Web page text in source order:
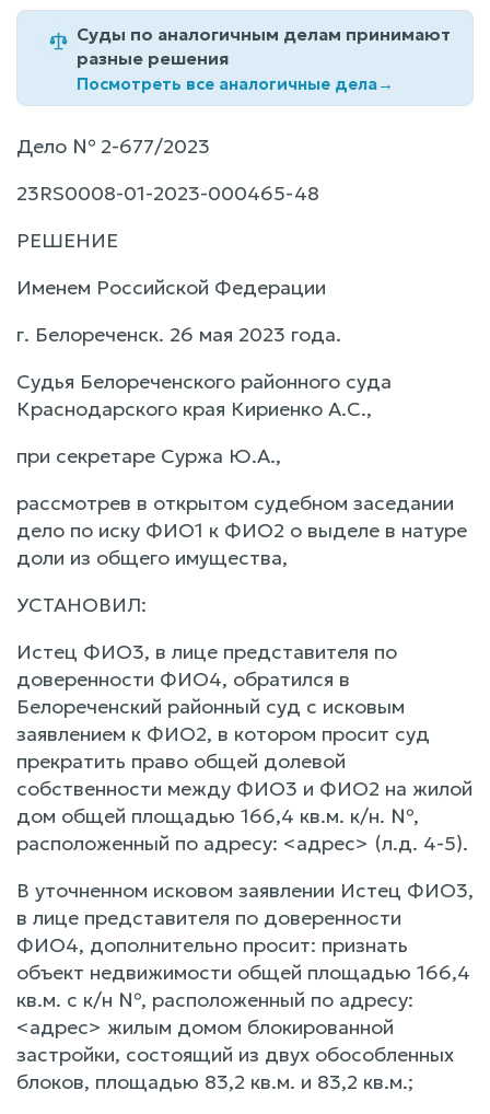
Суды по аналогичным делам принимают
разные решения
Посмотреть все аналогичные дела→
Дело № 2-677/2023
23RS0008-01-2023-000465-48
РЕШЕНИЕ
Именем Российской Федерации
г. Белореченск. 26 мая 2023 года.
Судья Белореченского районного суда
Краснодарского края Кириенко А.С.,
при секретаре Суржа Ю.А.,
рассмотрев в открытом судебном заседании
дело по иску ФИО1 к ФИО2 о выделе в натуре
доли из общего имущества,
УСТАНОВИЛ:
Истец ФИО3, в лице представителя по
доверенности ФИО4, обратился в
Белореченский районный суд с исковым
заявлением к ФИО2, в котором просит суд
прекратить право общей долевой
собственности между ФИО3 и ФИО2 на жилой
дом общей площадью 166,4 кв.м. к/н. №,
расположенный по адресу: <адрес> (л.д. 4-5).
В уточненном исковом заявлении Истец ФИО3,
в лице представителя по доверенности
ФИО4, дополнительно просит: признать
объект недвижимости общей площадью 166,4
кв.м. с к/н №, расположенный по адресу:
<адрес> жилым домом блокированной
застройки, состоящий из двух обособленных
блоков, площадью 83,2 кв.м. и 83,2 кв.м.;